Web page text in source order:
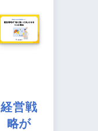
経営戦
略が